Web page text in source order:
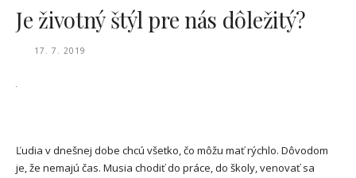
Je životný štýl pre nás dôležitý?
17. 7. 2019
Ľudia v dnešnej dobe chcú všetko, čo môžu mať rýchlo. Dôvodom
je, že nemajú čas. Musia chodiť do práce, do školy, venovať sa